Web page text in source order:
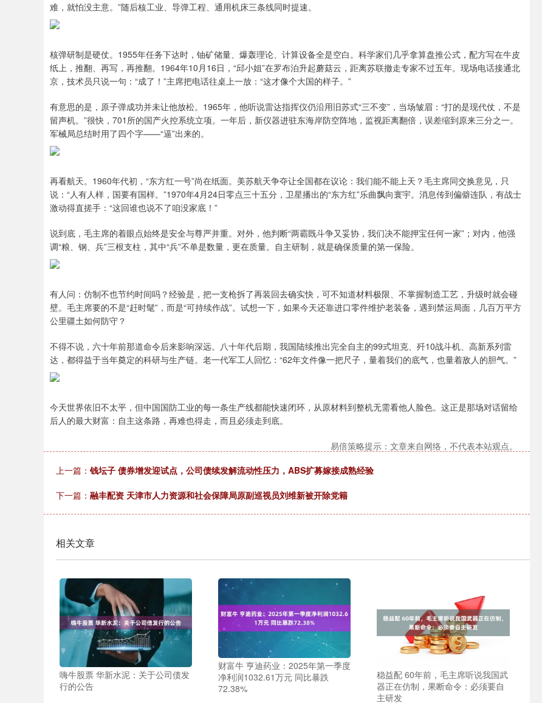
难，就怕没主意。”随后核工业、导弹工程、通用机床三条线同时提速。
核弹研制是硬仗。1955年任务下达时，铀矿储量、爆轰理论、计算设备全是空白。科学家们几乎拿算盘推公式，配方写在牛皮
纸上，推翻、再写，再推翻。1964年10月16日，“邱小姐”在罗布泊升起蘑菇云，距离苏联撤走专家不过五年。现场电话接通北
京，技术员只说一句：“成了！”主席把电话往桌上一放：“这才像个大国的样子。”
有意思的是，原子弹成功并未让他放松。1965年，他听说雷达指挥仪仍沿用旧苏式“三不变”，当场皱眉：“打的是现代仗，不是
留声机。”很快，701所的国产火控系统立项。一年后，新仪器进驻东海岸防空阵地，监视距离翻倍，误差缩到原来三分之一。
军械局总结时用了四个字——“逼”出来的。
再看航天。1960年代初，“东方红一号”尚在纸面。美苏航天争夺让全国都在议论：我们能不能上天？毛主席同交换意见，只
说：“人有人样，国要有国样。”1970年4月24日零点三十五分，卫星播出的“东方红”乐曲飘向寰宇。消息传到偏僻连队，有战士
激动得直搓手：“这回谁也说不了咱没家底！”
说到底，毛主席的着眼点始终是安全与尊严并重。对外，他判断“两霸既斗争又妥协，我们决不能押宝任何一家”；对内，他强
调“粮、钢、兵”三根支柱，其中“兵”不单是数量，更在质量。自主研制，就是确保质量的第一保险。
有人问：仿制不也节约时间吗？经验是，把一支枪拆了再装回去确实快，可不知道材料极限、不掌握制造工艺，升级时就会碰
壁。毛主席要的不是“赶时髦”，而是“可持续作战”。试想一下，如果今天还靠进口零件维护老装备，遇到禁运局面，几百万平方
公里疆土如何防守？
不得不说，六十年前那道命令后来影响深远。八十年代后期，我国陆续推出完全自主的99式坦克、歼10战斗机、高新系列雷
达，都得益于当年奠定的科研与生产链。老一代军工人回忆：“62年文件像一把尺子，量着我们的底气，也量着敌人的胆气。”
今天世界依旧不太平，但中国国防工业的每一条生产线都能快速闭环，从原材料到整机无需看他人脸色。这正是那场对话留给
后人的最大财富：自主这条路，再难也得走，而且必须走到底。
易倍策略提示：文章来自网络，不代表本站观点。
上一篇： 钱坛子 债券增发迎试点，公司债续发解流动性压力，ABS扩募嫁接成熟经验
下一篇： 融丰配资 天津市人力资源和社会保障局原副巡视员刘维新被开除党籍
相关文章
嗨牛股票 华新水泥：关于公司债发
行的公告
财富牛 亨迪药业：2025年第一季度
净利润1032.61万元 同比暴跌
72.38%
稳益配 60年前，毛主席听说我国武
器正在仿制，果断命令：必须要自
主研发